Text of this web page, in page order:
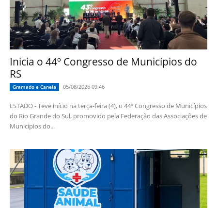
Inicia o 44º Congresso de Municípios do
RS
Gramado e Canela 05/08/2026 09:46
ESTADO - Teve início na terça-feira (4), o 44º Congresso de Municípios
do Rio Grande do Sul, promovido pela Federação das Associações de
Municípios do...